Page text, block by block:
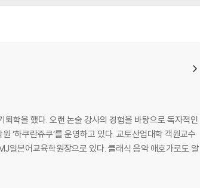
해서든 눈에 띄려고 한다
이지 않는다 | 아부만 하고 자기 의견은 말하지 않는다 | 감
기만 해서 무엇을 말하려는지 알 수 없다 | 어떤 화제든 늘
학을 했다. 오랜 논술 강사의 경험을 바탕으로 독자적인
‘하쿠란쥬쿠’를 운영하고 있다. 교토산업대학 객원교수
일본어교육학원장으로 있다. 클래식 음악 애호가로도 알